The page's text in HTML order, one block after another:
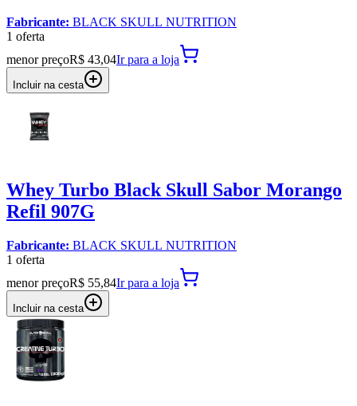
Fabricante: BLACK SKULL NUTRITION
1 oferta
menor preçoR$ 43,04Ir para a loja
Incluir na cesta
Whey Turbo Black Skull Sabor Morango
Refil 907G
Fabricante: BLACK SKULL NUTRITION
1 oferta
menor preçoR$ 55,84Ir para a loja
Incluir na cesta